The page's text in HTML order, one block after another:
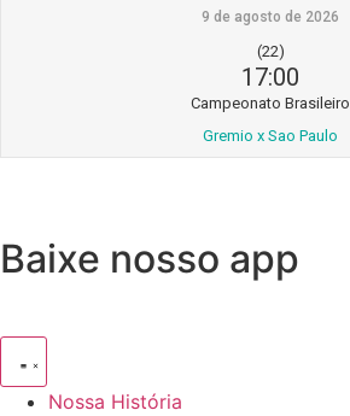
9 de agosto de 2026
(22)
17:00
Campeonato Brasileiro
Gremio x Sao Paulo
Baixe nosso app
Nossa História